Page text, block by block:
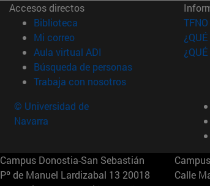
Accesos directos
Biblioteca (abre en nueva ventana)
Mi correo(abre en nueva ventana)
Aula virtual ADI (abre en nueva ventana)
Búsqueda de personas(abre en nueva
Trabaja con nosotros(abre en nueva
© Universidad de
Navarra
Campus Donostia-San Sebastián
Pº de Manuel Lardizabal 13 20018
Calle